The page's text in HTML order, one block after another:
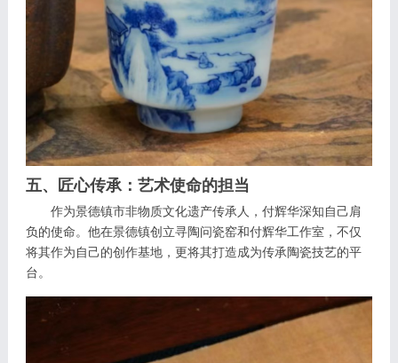
五、匠心传承：艺术使命的担当
作为景德镇市非物质文化遗产传承人，付辉华深知自己肩
负的使命。他在景德镇创立寻陶问瓷窑和付辉华工作室，不仅
将其作为自己的创作基地，更将其打造成为传承陶瓷技艺的平
台。